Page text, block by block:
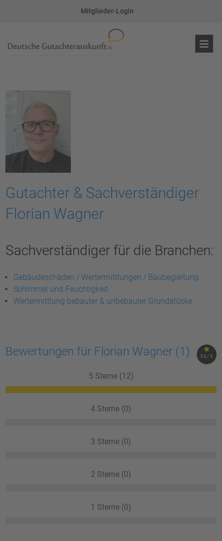
Mitglieder-Login
Gutachter & Sachverständiger
Florian Wagner
Sachverständiger für die Branchen:
Gebäudeschäden / Wertermittlungen / Baubegleitung
Schimmel und Feuchtigkeit
Wertermittlung bebauter & unbebauter Grundstücke
5.0 / 5
Bewertungen für Florian Wagner (1)
5 Sterne (12)
4 Sterne (0)
3 Sterne (0)
2 Sterne (0)
1 Sterne (0)